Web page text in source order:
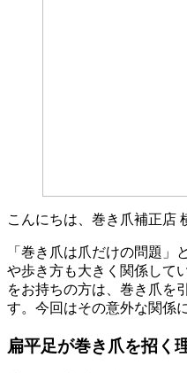
こんにちは、巻き爪補正店
「巻き爪は爪だけの問題」
や歩き方も大きく関係して
をお持ちの方は、巻き爪を
す。今回はその意外な関係
扁平足が巻き爪を招く